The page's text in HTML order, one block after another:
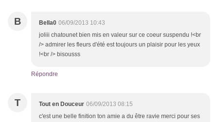
B Bella0 06/09/2013 10:43
joliii chatounet bien mis en valeur sur ce coeur suspendu !<br
/> admirer les fleurs d'été est toujours un plaisir pour les yeux
!<br /> bisousss
Répondre
T Tout en Douceur 06/09/2013 08:15
c'est une belle finition ton amie a du être ravie merci pour ses